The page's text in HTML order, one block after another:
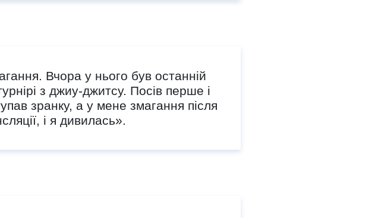
Вчора у нього був останній
з джиу-джитсу. Посів перше і
зранку, а у мене змагання після
і я дивилась».